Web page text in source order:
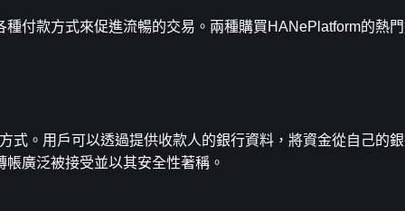
付款方式來促進流暢的交易。兩種購買HANePlatform的熱
式。用戶可以透過提供收款人的銀行資料，將資金從自己的
廣泛被接受並以其安全性著稱。